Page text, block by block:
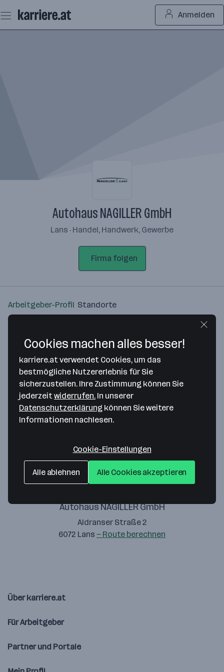
Seiteninhalt
springen
Anmelden
Autohaus NAGILLER GmbH
Lans · Handel, Handwerk, Gewerbe
Firma folgen
Arbeitgeber-Profil Standorte
Bitte stimme unseren Cookie-
Richtlinien zu, um diese Karte
anzuzeigen.
Autohaus NAGILLER GmbH
Aldranser Straße 2
6072 Lans — Route berechnen
Über karriere.at
Für Arbeitgeber
Partner und Portale
Cookies machen alles besser!
karriere.at verwendet Cookies, um das
bestmögliche Nutzererlebnis für Sie
sicherzustellen. Ihre Zustimmung können Sie
jederzeitwiderrufen. In unserer
Datenschutzerklärung können Sie weitere
Informationen nachlesen.
Cookie-Einstellungen
Alle ablehnen Alle Cookies akzeptieren